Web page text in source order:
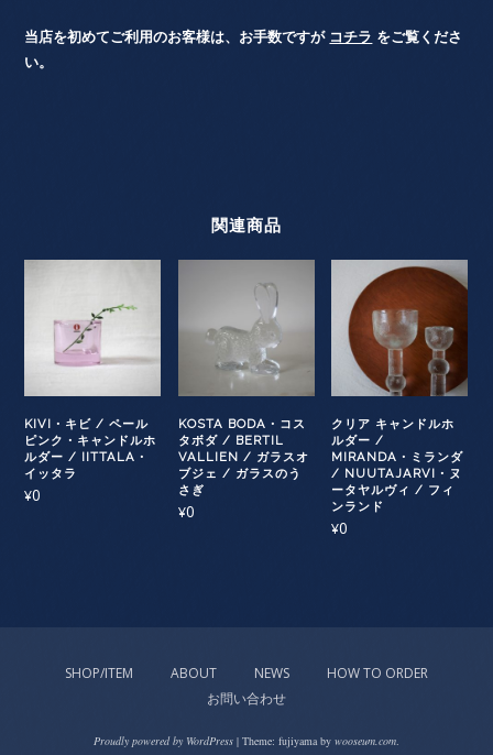
当店を初めてご利用のお客様は、お手数ですが コチラ をご覧くださ
い。
関連商品
KIVI・キビ / ペール
ピンク・キャンドルホ
ルダー / IITTALA・
イッタラ
¥0
KOSTA BODA・コス
タボダ / BERTIL
VALLIEN / ガラスオ
ブジェ / ガラスのう
さぎ
¥0
クリア キャンドルホ
ルダー /
MIRANDA・ミランダ
/ NUUTAJARVI・ヌ
ータヤルヴィ / フィ
ンランド
¥0
SHOP/ITEM ABOUT NEWS
HOW TO ORDER
お問い合わせ
Proudly powered by WordPress | Theme: fujiyama by wooseum.com.